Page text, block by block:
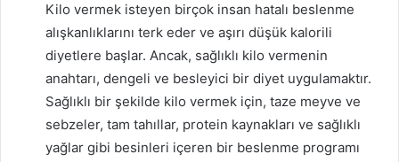
Kilo vermek isteyen birçok insan hatalı beslenme
alışkanlıklarını terk eder ve aşırı düşük kalorili
diyetlere başlar. Ancak, sağlıklı kilo vermenin
anahtarı, dengeli ve besleyici bir diyet uygulamaktır.
Sağlıklı bir şekilde kilo vermek için, taze meyve ve
sebzeler, tam tahıllar, protein kaynakları ve sağlıklı
yağlar gibi besinleri içeren bir beslenme programı